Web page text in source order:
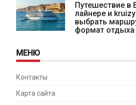
Путешествие в
лайнере и
выбрать
формат отдыха
МЕНЮ
Контакты
Карта сайта